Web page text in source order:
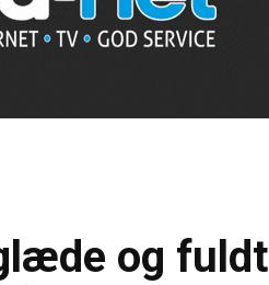
og fuldt